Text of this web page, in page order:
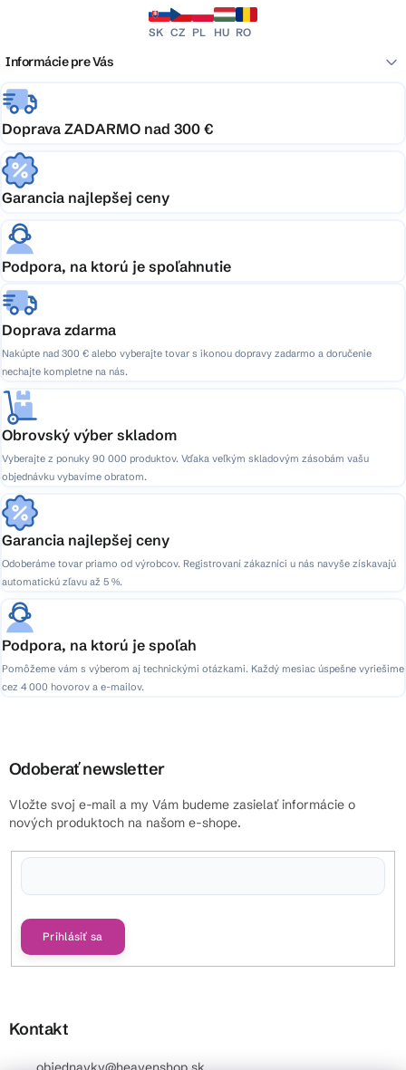
SK CZ PL HU RO
Informácie pre Vás
Doprava ZADARMO nad 300 €
Garancia najlepšej ceny
Podpora, na ktorú je spoľahnutie
Doprava zdarma
Nakúpte nad 300 € alebo vyberajte tovar s ikonou dopravy zadarmo a doručenie
nechajte kompletne na nás.
Obrovský výber skladom
Vyberajte z ponuky 90 000 produktov. Vďaka veľkým skladovým zásobám vašu
objednávku vybavíme obratom.
Garancia najlepšej ceny
Odoberáme tovar priamo od výrobcov. Registrovaní zákazníci u nás navyše získavajú
automatickú zľavu až 5 %.
Podpora, na ktorú je spoľah
Pomôžeme vám s výberom aj technickými otázkami. Každý mesiac úspešne vyriešime
cez 4 000 hovorov a e-mailov.
Odoberať newsletter
Vložte svoj e-mail a my Vám budeme zasielať informácie o
nových produktoch na našom e-shope.
Prihlásiť sa
Kontakt